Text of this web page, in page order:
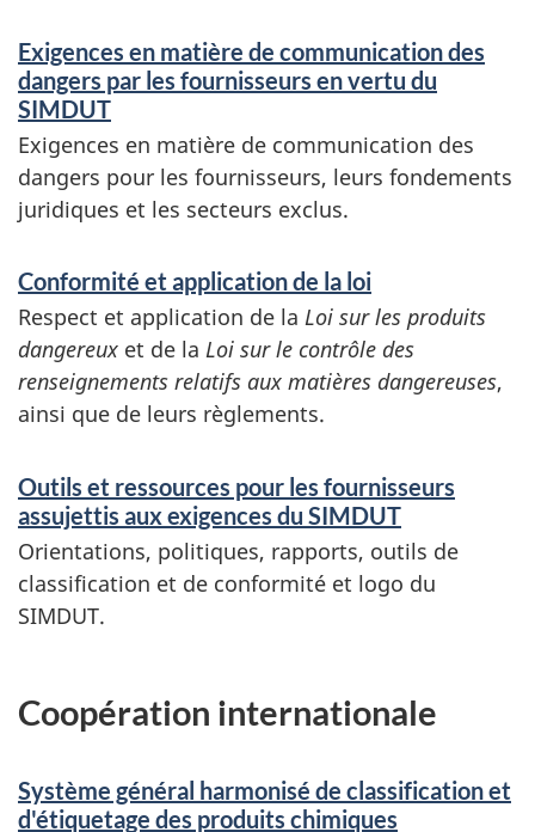
m
a
t
i
o
n
Exigences en matière de communication des
dangers par les fournisseurs en vertu du
SIMDUT
Exigences en matière de communication des
dangers pour les fournisseurs, leurs fondements
juridiques et les secteurs exclus.
Conformité et application de la loi
Respect et application de la Loi sur les produits
dangereux et de la Loi sur le contrôle des
renseignements relatifs aux matières dangereuses,
ainsi que de leurs règlements.
Outils et ressources pour les fournisseurs
assujettis aux exigences du SIMDUT
Orientations, politiques, rapports, outils de
classification et de conformité et logo du
SIMDUT.
Coopération internationale
Système général harmonisé de classification et
d'étiquetage des produits chimiques